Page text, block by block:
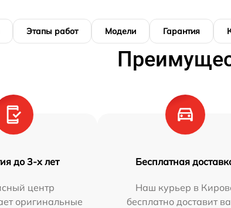
Этапы работ Модели Гарантия
до 3-х лет
центр
оригинальные
Бесплатная
Наш курьер в
бесплатно доставит